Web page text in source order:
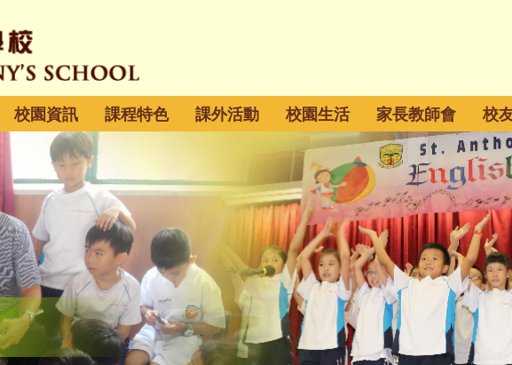
校園資訊 課程特色 課外活動 校園生活 家長教師會 校